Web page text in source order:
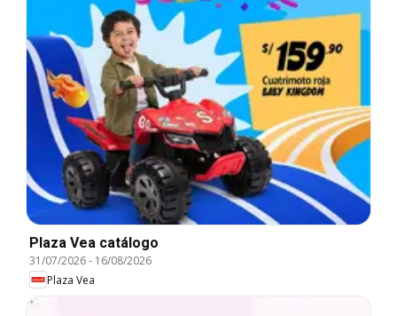
Plaza Vea catálogo
31/07/2026- 16/08/2026
Plaza Vea